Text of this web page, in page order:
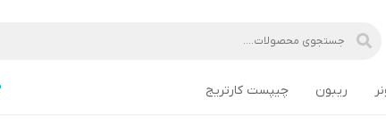
ریبون چیپست کارتریج